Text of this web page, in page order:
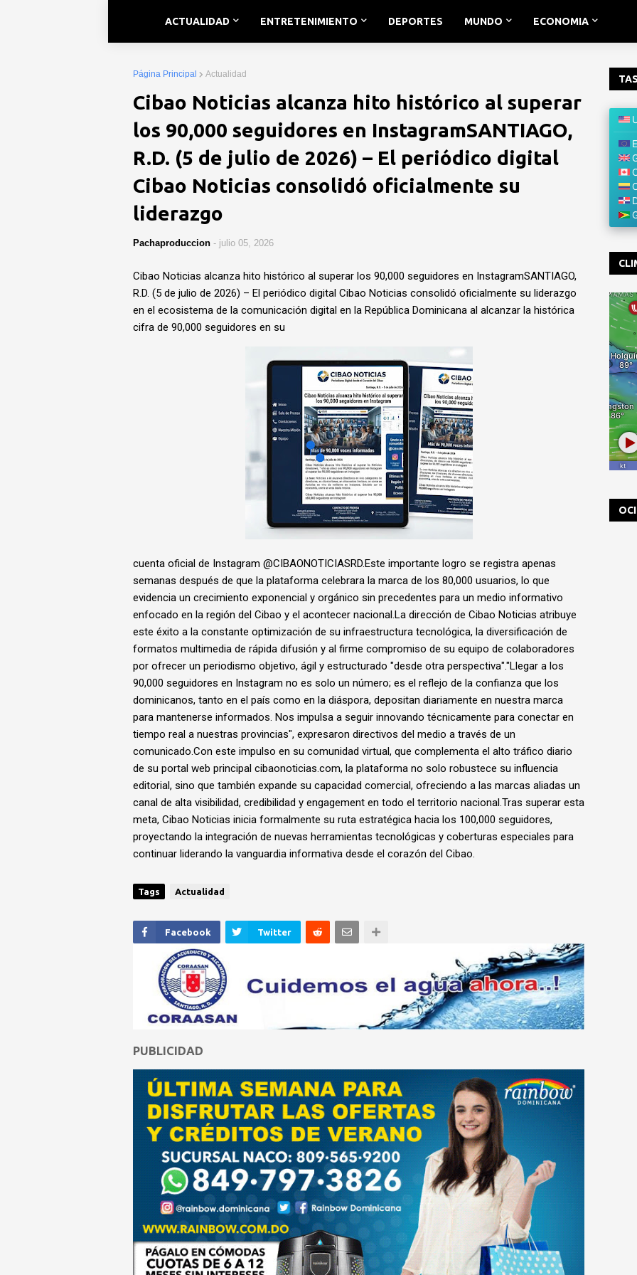
ACTUALIDAD ENTRETENIMIENTO DEPORTES MUNDO ECONOMIA
Página Principal Actualidad
Cibao Noticias alcanza hito histórico al superar
los 90,000 seguidores en InstagramSANTIAGO,
R.D. (5 de julio de 2026) – El periódico digital
Cibao Noticias consolidó oficialmente su
liderazgo
Pachaproduccion - julio 05, 2026
Cibao Noticias alcanza hito histórico al superar los 90,000 seguidores en InstagramSANTIAGO,
R.D. (5 de julio de 2026) – El periódico digital Cibao Noticias consolidó oficialmente su liderazgo
en el ecosistema de la comunicación digital en la República Dominicana al alcanzar la histórica
cifra de 90,000 seguidores en su
cuenta oficial de Instagram @CIBAONOTICIASRD.Este importante logro se registra apenas
semanas después de que la plataforma celebrara la marca de los 80,000 usuarios, lo que
evidencia un crecimiento exponencial y orgánico sin precedentes para un medio informativo
enfocado en la región del Cibao y el acontecer nacional.La dirección de Cibao Noticias atribuye
este éxito a la constante optimización de su infraestructura tecnológica, la diversificación de
formatos multimedia de rápida difusión y al firme compromiso de su equipo de colaboradores
por ofrecer un periodismo objetivo, ágil y estructurado "desde otra perspectiva"."Llegar a los
90,000 seguidores en Instagram no es solo un número; es el reflejo de la confianza que los
dominicanos, tanto en el país como en la diáspora, depositan diariamente en nuestra marca
para mantenerse informados. Nos impulsa a seguir innovando técnicamente para conectar en
tiempo real a nuestras provincias", expresaron directivos del medio a través de un
comunicado.Con este impulso en su comunidad virtual, que complementa el alto tráfico diario
de su portal web principal cibaonoticias.com, la plataforma no solo robustece su influencia
editorial, sino que también expande su capacidad comercial, ofreciendo a las marcas aliadas un
canal de alta visibilidad, credibilidad y engagement en todo el territorio nacional.Tras superar esta
meta, Cibao Noticias inicia formalmente su ruta estratégica hacia los 100,000 seguidores,
proyectando la integración de nuevas herramientas tecnológicas y coberturas especiales para
continuar liderando la vanguardia informativa desde el corazón del Cibao.
Tags Actualidad
Facebook Twitter
PUBLICIDAD